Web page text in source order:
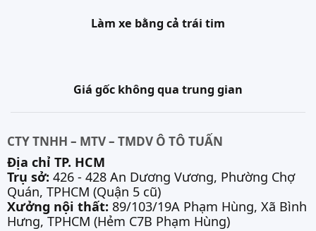
Làm xe bằng cả trái tim
Giá gốc không qua trung gian
CTY TNHH – MTV – TMDV Ô TÔ TUẤN
Địa chỉ TP. HCM
Trụ sở: 426 - 428 An Dương Vương, Phường Chợ
Quán, TPHCM (Quận 5 cũ)
Xưởng nội thất: 89/103/19A Phạm Hùng, Xã Bình
Hưng, TPHCM (Hẻm C7B Phạm Hùng)